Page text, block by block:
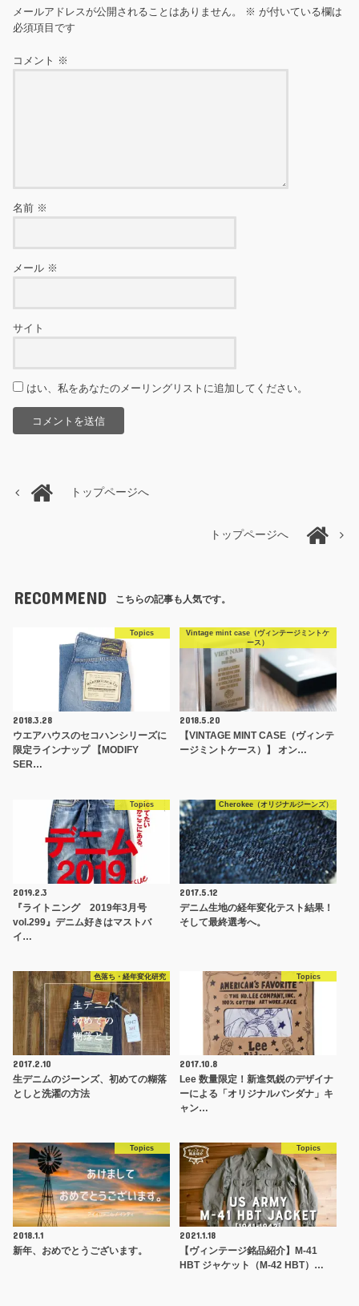
メールアドレスが公開されることはありません。 ※ が付いている欄は
必須項目です
コメント ※
名前 ※
メール ※
サイト
はい、私をあなたのメーリングリストに追加してください。
トップページへ
トップページへ
RECOMMEND こちらの記事も人気です。
Topics
2018.3.28
ウエアハウスのセコハンシリーズに
限定ラインナップ 【MODIFY
SER…
Vintage mint case（ヴィンテージミントケ
ース）
2018.5.20
【VINTAGE MINT CASE（ヴィンテ
ージミントケース）】 オン…
Topics
2019.2.3
『ライトニング 2019年3月号
vol.299』デニム好きはマストバ
イ…
Cherokee（オリジナルジーンズ）
2017.5.12
デニム生地の経年変化テスト結果！
そして最終選考へ。
色落ち・経年変化研究
2017.2.10
生デニムのジーンズ、初めての糊落
としと洗濯の方法
Topics
2017.10.8
Lee 数量限定！新進気鋭のデザイナ
ーによる「オリジナルバンダナ」キ
ャン…
Topics
2018.1.1
新年、おめでとうございます。
Topics
2021.1.18
【ヴィンテージ銘品紹介】M-41
HBT ジャケット（M-42 HBT）…